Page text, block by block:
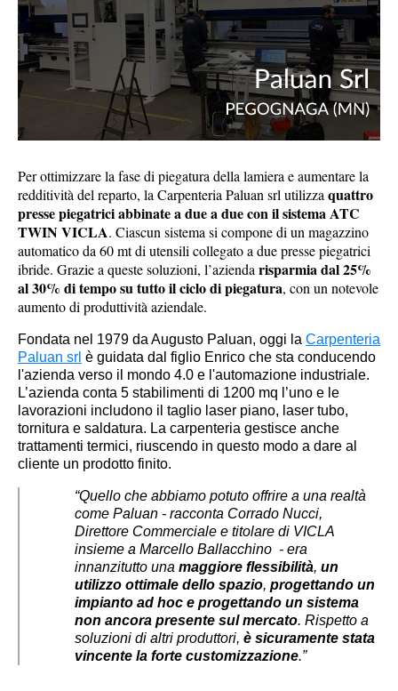
Per ottimizzare la fase di piegatura della lamiera e aumentare la
redditività del reparto, la Carpenteria Paluan srl utilizza quattro
presse piegatrici abbinate a due a due con il sistema ATC
TWIN VICLA. Ciascun sistema si compone di un magazzino
automatico da 60 mt di utensili collegato a due presse piegatrici
ibride. Grazie a queste soluzioni, l’azienda risparmia dal 25%
al 30% di tempo su tutto il ciclo di piegatura, con un notevole
aumento di produttività aziendale.
Fondata nel 1979 da Augusto Paluan, oggi la Carpenteria
Paluan srl è guidata dal figlio Enrico che sta conducendo
l'azienda verso il mondo 4.0 e l'automazione industriale.
L’azienda conta 5 stabilimenti di 1200 mq l’uno e le
lavorazioni includono il taglio laser piano, laser tubo,
tornitura e saldatura. La carpenteria gestisce anche
trattamenti termici, riuscendo in questo modo a dare al
cliente un prodotto finito.
“Quello che abbiamo potuto offrire a una realtà
come Paluan - racconta Corrado Nucci,
Direttore Commerciale e titolare di VICLA
insieme a Marcello Ballacchino - era
innanzitutto unamaggiore flessibilità,un
utilizzo ottimale dello spazio,progettando un
impianto ad hoc e progettando un sistema
non ancora presente sul mercato. Rispetto a
soluzioni di altri produttori, è sicuramente stata
vincente la forte customizzazione.”